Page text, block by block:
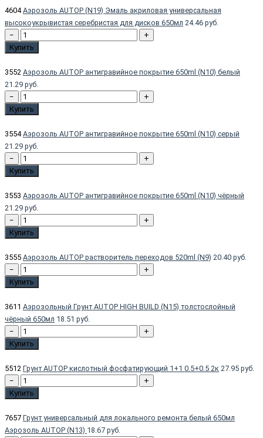
4604 Аэрозоль AUTOP (N19) Эмаль акриловая универсальная
высокоукрывистая серебристая для дисков 650мл 24.46 руб.
−
+
Купить
3552 Аэрозоль AUTOP антигравийное покрытие 650ml (N10) белый
21.29 руб.
−
+
Купить
3554 Аэрозоль AUTOP антигравийное покрытие 650ml (N10) серый
21.29 руб.
−
+
Купить
3553 Аэрозоль AUTOP антигравийное покрытие 650ml (N10) чёрный
21.29 руб.
−
+
Купить
3555 Аэрозоль AUTOP растворитель переходов 520ml (N9) 20.40 руб.
−
+
Купить
3611 Аэрозольный Грунт AUTOP HIGH BUILD (N15) толстослойный
чёрный 650мл 18.51 руб.
−
+
Купить
5512 Грунт AUTOP кислотный фосфатирующий 1+1 0.5+0.5 2к 27.95 руб.
−
+
Купить
7657 Грунт универсальный для локального ремонта белый 650мл
Аэрозоль AUTOP (N13) 18.67 руб.